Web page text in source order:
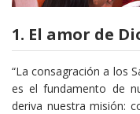
1. El amor de
“La consagración a los
es el fundamento de
deriva nuestra misión: